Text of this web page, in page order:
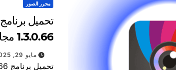
محرر الصور
1.3.0.66 مجاني من ميديا ​​فاير
مايو 29, 2025